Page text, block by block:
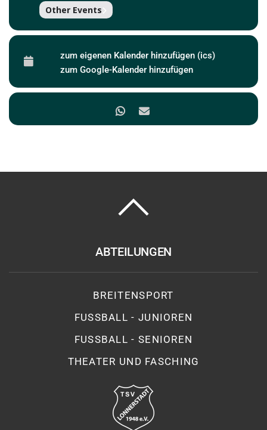
Other Events
zum eigenen Kalender hinzufügen (ics)
zum Google-Kalender hinzufügen
ABTEILUNGEN
BREITENSPORT
FUSSBALL - JUNIOREN
FUSSBALL - SENIOREN
THEATER UND FASCHING